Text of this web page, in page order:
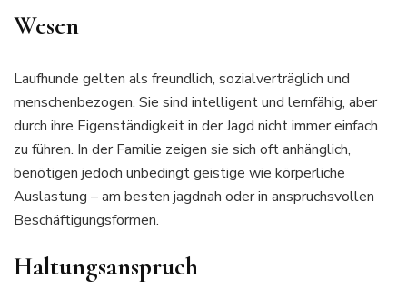
Wesen
Laufhunde gelten als freundlich, sozialverträglich und
menschenbezogen. Sie sind intelligent und lernfähig, aber
durch ihre Eigenständigkeit in der Jagd nicht immer einfach
zu führen. In der Familie zeigen sie sich oft anhänglich,
benötigen jedoch unbedingt geistige wie körperliche
Auslastung – am besten jagdnah oder in anspruchsvollen
Beschäftigungsformen.
Haltungsanspruch